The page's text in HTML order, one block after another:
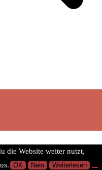
die Website weiter nutzt,
OK Nein Weiterlesen